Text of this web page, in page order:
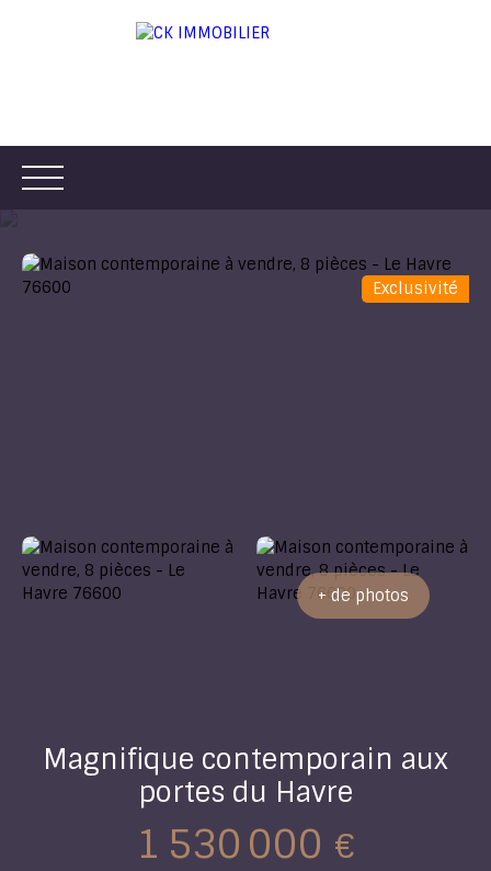
VENDRE ESTIMER
Exclusivité
+ de photos
Magnifique contemporain aux
portes du Havre
1 530 000 €